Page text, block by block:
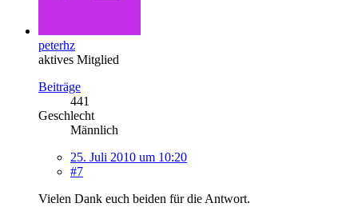
peterhz
aktives Mitglied
Beiträge
441
Geschlecht
Männlich
25. Juli 2010 um 10:20
#7
Vielen Dank euch beiden für die Antwort.